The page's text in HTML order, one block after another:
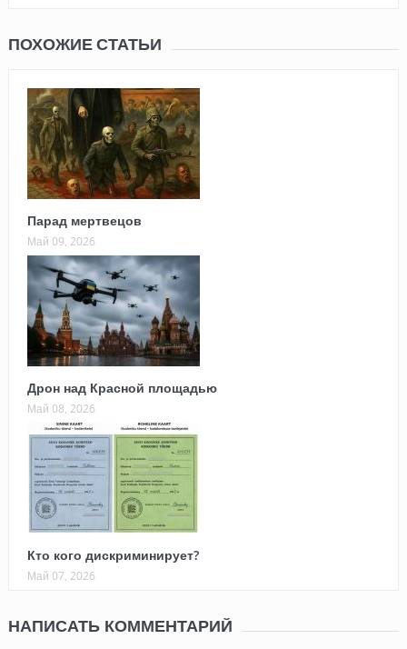
ПОХОЖИЕ СТАТЬИ
Парад мертвецов
Май 09, 2026
Дрон над Красной площадью
Май 08, 2026
Кто кого дискриминирует?
Май 07, 2026
НАПИСАТЬ КОММЕНТАРИЙ